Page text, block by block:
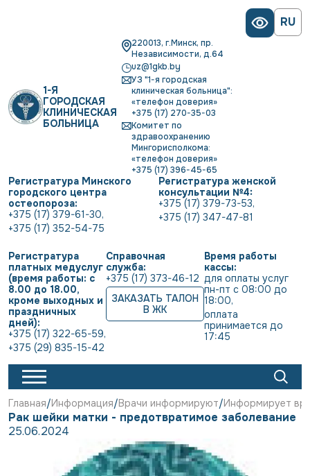
RU
1-Я
ГОРОДСКАЯ
КЛИНИЧЕСКАЯ
БОЛЬНИЦА
220013, г.Минск, пр.
Независимости, д.64
uz@1gkb.by
УЗ "1-я городская
клиническая больница":
«телефон доверия»
+375 (17) 270-35-03
Комитет по
здравоохранению
Мингорисполкома:
«телефон доверия»
+375 (17) 396-45-65
Регистратура Минского
городского центра
остеопороза:
+375 (17) 379-61-30,
+375 (17) 352-54-75
Регистратура женской
консультации №4:
+375 (17) 379-73-53,
+375 (17) 347-47-81
Регистратура
платных медуслуг
(время работы: с
8.00 до 18.00,
кроме выходных и
праздничных
дней):
+375 (17) 322-65-59,
+375 (29) 835-15-42
Справочная
служба:
+375 (17) 373-46-12
ЗАКАЗАТЬ ТАЛОН
В ЖК
Время работы
кассы:
для оплаты услуг
пн-пт с 08:00 до
18:00,
оплата
принимается до
17:45
Главная Информация Врачи информируют Информирует
Рак шейки матки - предотвратимое заболевание
25.06.2024